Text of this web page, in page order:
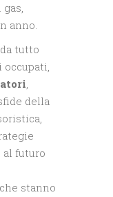
anno.
tutto
occupati,
,
della
futuro
stanno